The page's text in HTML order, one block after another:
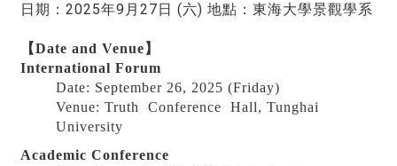
日期：2025年9月27日 (六) 地點：東海大學景觀學系
【Date and Venue】
International Forum
Date: September 26, 2025 (Friday)
Venue: Truth Conference Hall, Tunghai
University
Academic Conference